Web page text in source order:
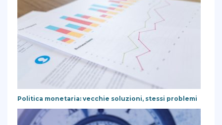
Politica monetaria: vecchie soluzioni, stessi problemi